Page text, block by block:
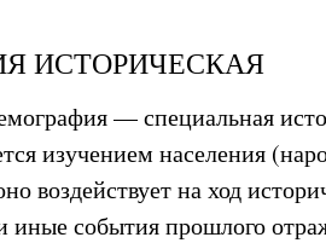
ИСТОРИЧЕСКАЯ
— специальная
изучением населения
воздействует на ход
иные события прошлого